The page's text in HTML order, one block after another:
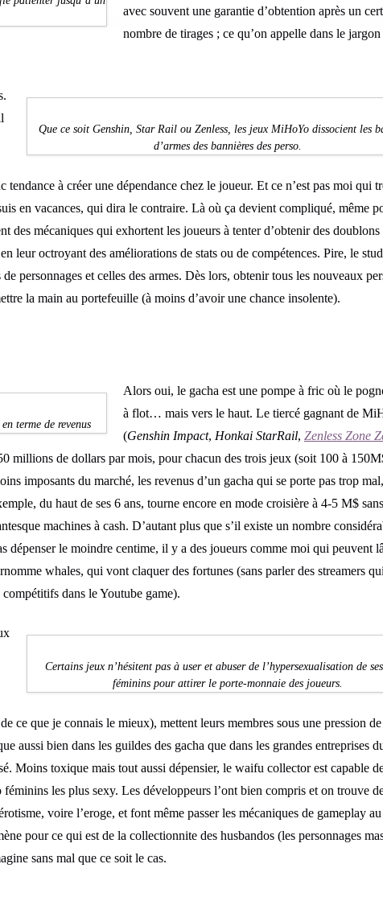
avec souvent une garantie d’obtention après un
nombre de tirages ; ce qu’on appelle dans le
Que ce soit Genshin, Star Rail ou Zenless, les jeux MiHoYo dissocient les
d’armes des bannières des perso.
à créer une dépendance chez le joueur. Et ce n’est pas moi qui
en vacances, qui dira le contraire. Là où ça devient compliqué, même
des mécaniques qui exhortent les joueurs à tenter d’obtenir des doublons
leur octroyant des améliorations de stats ou de compétences. Pire, le
personnages et celles des armes. Dès lors, obtenir tous les nouveaux
la main au portefeuille (à moins d’avoir une chance insolente).
terme de revenus
Alors oui, le gacha est une pompe à fric où le
à flot… mais vers le haut. Le tiercé gagnant de
(Genshin Impact, Honkai StarRail, Zenless Zone
millions de dollars par mois, pour chacun des trois jeux (soit 100 à
imposants du marché, les revenus d’un gacha qui se porte pas trop mal,
du haut de ses 6 ans, tourne encore en mode croisière à 4-5 M$
machines à cash. D’autant plus que s’il existe un nombre
dépenser le moindre centime, il y a des joueurs comme moi qui peuvent
whales, qui vont claquer des fortunes (sans parler des streamers qui
dans le Youtube game).
Certains jeux n’hésitent pas à user et abuser de l’hypersexualisation de
féminins pour attirer le porte-monnaie des joueurs.
ce que je connais le mieux), mettent leurs membres sous une pression
aussi bien dans les guildes des gacha que dans les grandes entreprises
Moins toxique mais tout aussi dépensier, le waifu collector est capable
les plus sexy. Les développeurs l’ont bien compris et on trouve
voire l’eroge, et font même passer les mécaniques de gameplay au
pour ce qui est de la collectionnite des husbandos (les personnages
sans mal que ce soit le cas.